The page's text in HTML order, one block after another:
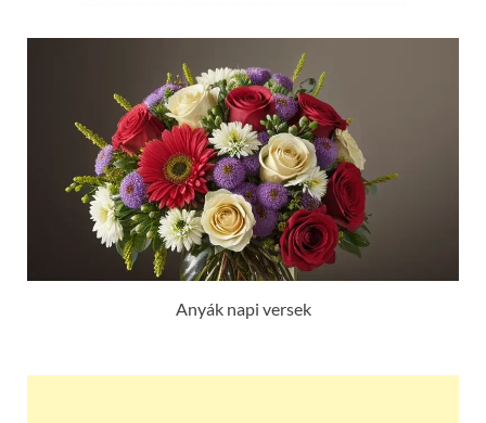
Anyák napi versek